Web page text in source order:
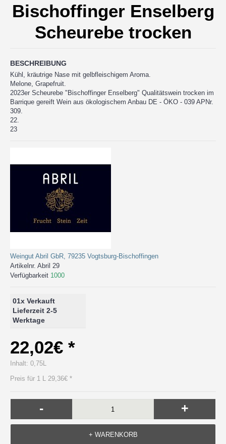
Bischoffinger Enselberg
Scheurebe trocken
BESCHREIBUNG
Kühl, kräutrige Nase mit gelbfleischigem Aroma.
Melone, Grapefruit.
2023er Scheurebe "Bischoffinger Enselberg" Qualitätswein trocken im
Barrique gereift Wein aus ökologischem Anbau DE - ÖKO - 039 APNr.
309.
22.
23
Weingut Abril GbR, 79235 Vogtsburg-Bischoffingen
Artikelnr. Abril 29
Verfügbarkeit 1000
01x Verkauft
Lieferzeit 2-5
Werktage
22,02€ *
Inhalt: 0,75L
Preis für 1 L 29,36€ *
- +
+ WARENKORB